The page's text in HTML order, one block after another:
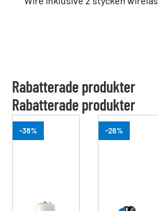
Rabatterade produkter
Rabatterade produkter
-38% -26%